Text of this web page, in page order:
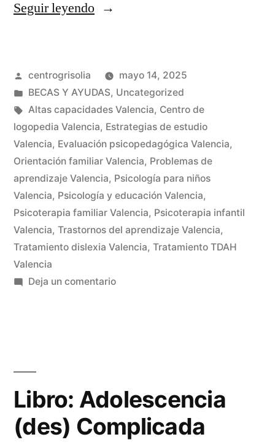
Seguir leyendo
centrogrisolia
mayo 14, 2025
BECAS Y AYUDAS, Uncategorized
Altas capacidades Valencia, Centro de
logopedia Valencia, Estrategias de estudio
Valencia, Evaluación psicopedagógica Valencia,
Orientación familiar Valencia, Problemas de
aprendizaje Valencia, Psicología para niños
Valencia, Psicología y educación Valencia,
Psicoterapia familiar Valencia, Psicoterapia infantil
Valencia, Trastornos del aprendizaje Valencia,
Tratamiento dislexia Valencia, Tratamiento TDAH
Valencia
Deja un comentario
Libro: Adolescencia
(des) Complicada